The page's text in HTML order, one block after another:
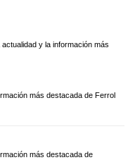
y la información más
más destacada de Ferrol
más destacada de